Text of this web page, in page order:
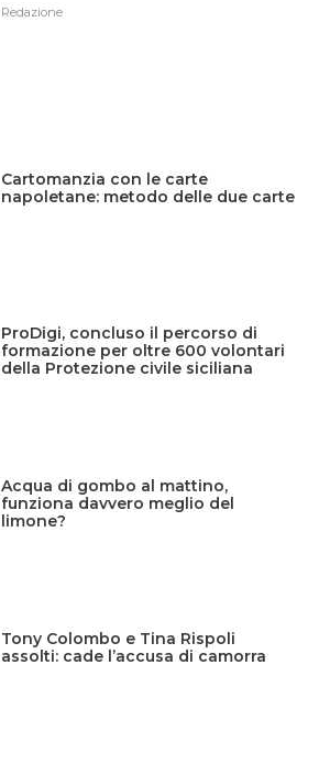
Redazione
Cartomanzia con le carte
napoletane: metodo delle due carte
ProDigi, concluso il percorso di
formazione per oltre 600 volontari
della Protezione civile siciliana
Acqua di gombo al mattino,
funziona davvero meglio del
limone?
Tony Colombo e Tina Rispoli
assolti: cade l’accusa di camorra